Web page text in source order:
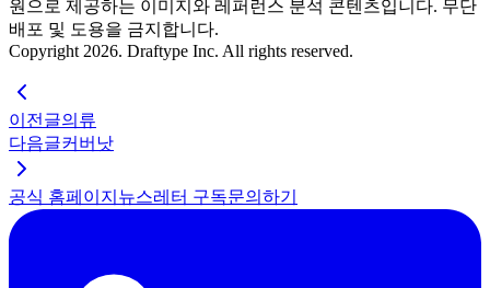
원으로 제공하는 이미지와 레퍼런스 분석 콘텐츠입니다. 무단
배포 및 도용을 금지합니다.
Copyright 2026. Draftype Inc. All rights reserved.
이전글의류
다음글커버낫
공식 홈페이지 뉴스레터 구독문의하기